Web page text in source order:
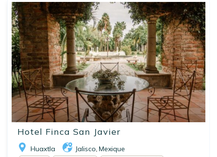
Hotel Finca San Javier
Huaxtla Jalisco, Mexique